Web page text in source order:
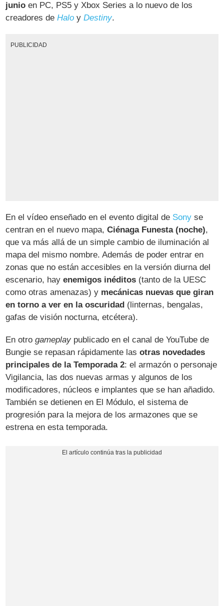
junio en PC, PS5 y Xbox Series a lo nuevo de los
creadores deHalo yDestiny.
PUBLICIDAD
En el vídeo enseñado en el evento digital de Sony se
centran en el nuevo mapa,Ciénaga Funesta (noche),
que va más allá de un simple cambio de iluminación al
mapa del mismo nombre. Además de poder entrar en
zonas que no están accesibles en la versión diurna del
escenario, hayenemigos inéditos (tanto de la UESC
como otras amenazas) y mecánicas nuevas que giran
en torno a ver en la oscuridad (linternas, bengalas,
gafas de visión nocturna, etcétera).
En otrogameplay publicado en el canal de YouTube de
Bungie se repasan rápidamente lasotras novedades
principales de la Temporada 2: el armazón o personaje
Vigilancia, las dos nuevas armas y algunos de los
modificadores, núcleos e implantes que se han añadido.
También se detienen en El Módulo, el sistema de
progresión para la mejora de los armazones que se
estrena en esta temporada.